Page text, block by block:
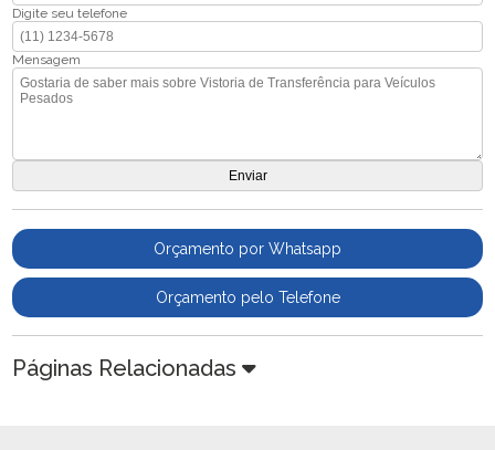
Digite seu telefone
Mensagem
Orçamento por Whatsapp
Orçamento pelo Telefone
Páginas Relacionadas